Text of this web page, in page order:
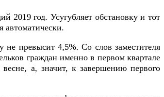
2019 год. Усугубляет обстановку и тот
автоматически.
превысит 4,5%. Со слов заместителя
граждан именно в первом квартале
а, значит, к завершению первого